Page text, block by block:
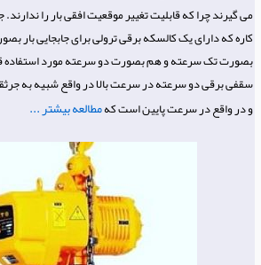
کاره که دارای یک کالسکه برقی ترولی برای جابجایی بار
بصورت تک سرعته و هم بصورت دو سرعته مورد استفاده
سقفی برقی دو سرعته در سرعت بالا در واقع شبیه به
و در واقع در سرعت پایین است کهمطالعه بیشتر ...